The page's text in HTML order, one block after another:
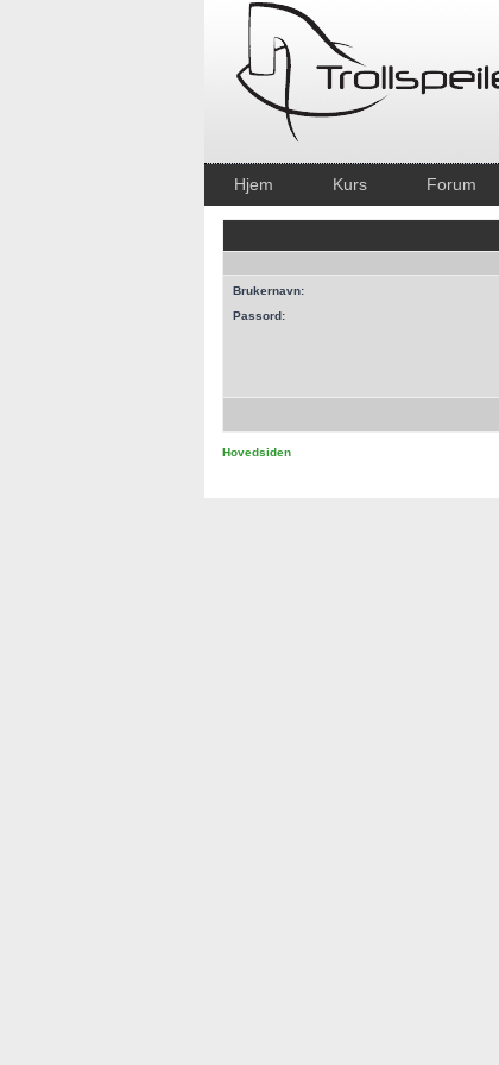
Hjem Kurs Forum
Brukernavn:
Passord:
Hovedsiden